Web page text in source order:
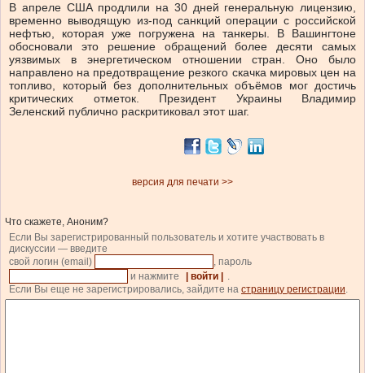
В апреле США продлили на 30 дней генеральную лицензию,
временно выводящую из-под санкций операции с российской
нефтью, которая уже погружена на танкеры. В Вашингтоне
обосновали это решение обращений более десяти самых
уязвимых в энергетическом отношении стран. Оно было
направлено на предотвращение резкого скачка мировых цен на
топливо, который без дополнительных объёмов мог достичь
критических отметок. Президент Украины Владимир
Зеленский публично раскритиковал этот шаг.
версия для печати >>
Что скажете, Аноним?
Если Вы зарегистрированный пользователь и хотите участвовать в
дискуссии — введите
свой логин (email)
, пароль
и нажмите
| войти |
.
Если Вы еще не зарегистрировались, зайдите на страницу регистрации.